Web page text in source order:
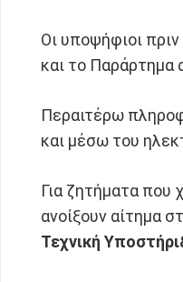
Οι υποψήφιοι
και το Παράρτημα
Περαιτέρω
και μέσω του
Για ζητήματα που
ανοίξουν αίτημα
Τεχνική